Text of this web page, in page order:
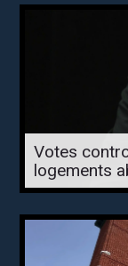
Votes
logements